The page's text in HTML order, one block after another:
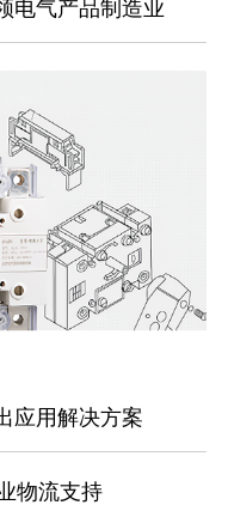
电气产品制造业
应用解决方案
物流支持